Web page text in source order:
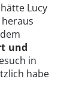
Lucy
heraus
und
in
habe